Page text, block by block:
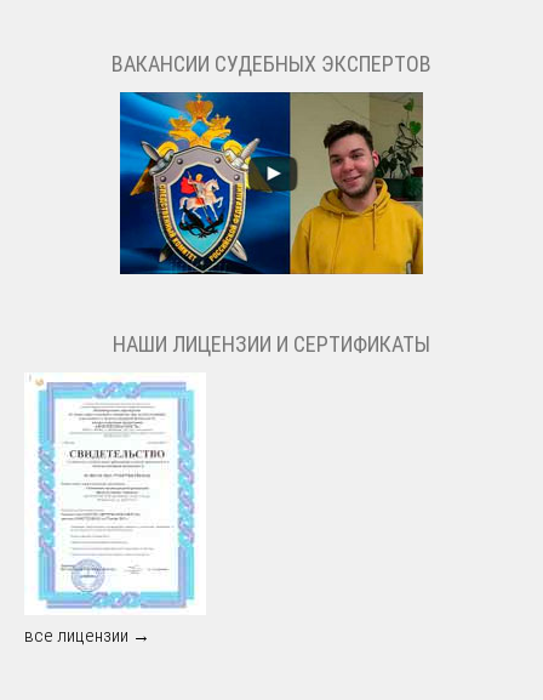
ВАКАНСИИ СУДЕБНЫХ ЭКСПЕРТОВ
НАШИ ЛИЦЕНЗИИ И СЕРТИФИКАТЫ
все лицензии →